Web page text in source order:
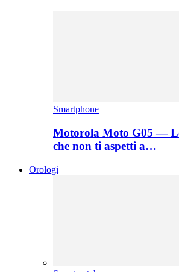
Smartphone
Motorola Moto G05 —
che non ti aspetti a…
Orologi